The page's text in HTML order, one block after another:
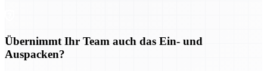
Übernimmt Ihr Team auch das Ein- und
Auspacken?